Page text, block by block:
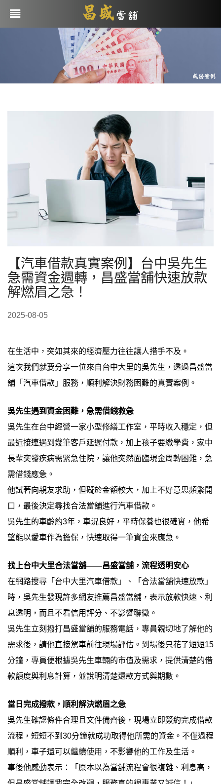
【汽車借款真實案例】台中吳先生
急需資金週轉，昌盛當舖快速放款
解燃眉之急！
2025-08-05
在生活中，突如其來的經濟壓力往往讓人措手不及。
這次我們就要分享一位來自台中大里的吳先生，透過昌盛當
舖「汽車借款」服務，順利解決財務困難的真實案例。
吳先生遇到資金困難，急需借錢救急
吳先生在台中經營一家小型修繕工作室，平時收入穩定，但
最近接連遇到幾筆客戶延遲付款，加上孩子要繳學費，家中
長輩突發疾病需緊急住院，讓他突然面臨現金周轉困難，急
需借錢應急。
他試著向親友求助，但礙於金額較大，加上不好意思頻繁開
口，最後決定尋找合法當舖進行汽車借款。
吳先生的車齡約3年，車況良好，平時保養也很確實，他希
望能以愛車作為擔保，快速取得一筆資金來應急。
找上台中大里合法當舖——昌盛當舖，流程透明安心
在網路搜尋「台中大里汽車借款」、「合法當舖快速放款」
時，吳先生發現許多網友推薦昌盛當舖，表示放款快速、利
息透明，而且不看信用評分、不影響聯徵。
吳先生立刻撥打昌盛當舖的服務電話，專員親切地了解他的
需求後，請他直接駕車前往現場評估。到場後只花了短短15
分鐘，專員便根據吳先生車輛的市值及需求，提供清楚的借
款額度與利息計算，並說明清楚還款方式與期數。
當日完成撥款，順利解決燃眉之急
吳先生確認條件合理且文件備齊後，現場立即簽約完成借款
流程，短短不到30分鐘就成功取得他所需的資金。不僅過程
順利，車子還可以繼續使用，不影響他的工作及生活。
事後他感動表示：「原本以為當舖流程會很複雜、利息高，